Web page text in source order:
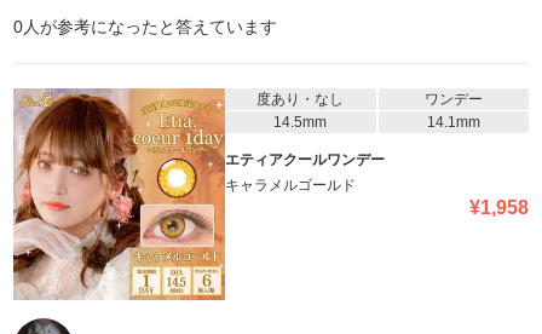
0人が参考になったと答えています
度あり・なし
ワンデー
14.5mm
14.1mm
エティアクールワンデー
キャラメルゴールド
¥1,958